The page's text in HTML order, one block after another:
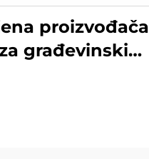
proizvođača
građevinski